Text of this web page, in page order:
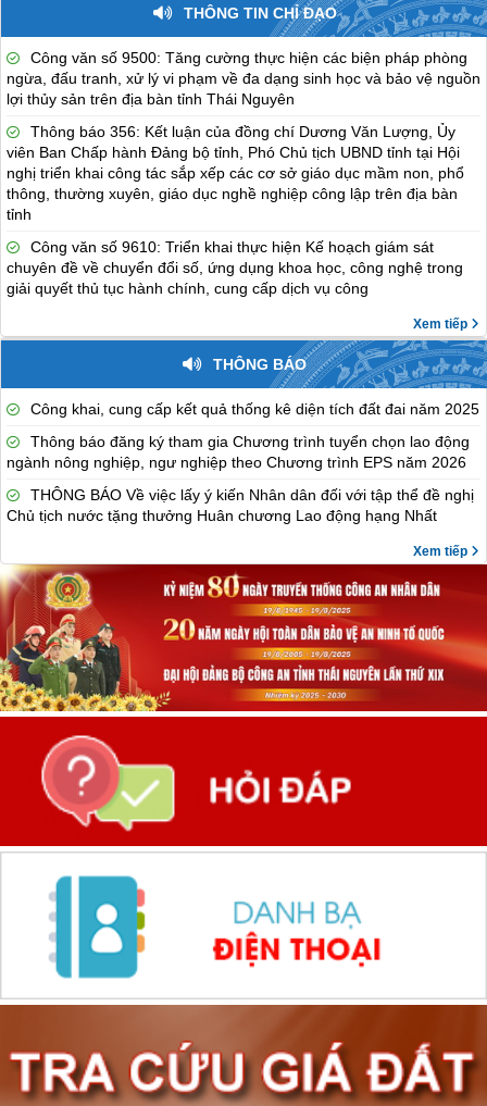
THÔNG TIN CHỈ ĐẠO
Công văn số 9500: Tăng cường thực hiện các biện pháp phòng
ngừa, đấu tranh, xử lý vi phạm về đa dạng sinh học và bảo vệ nguồn
lợi thủy sản trên địa bàn tỉnh Thái Nguyên
Thông báo 356: Kết luận của đồng chí Dương Văn Lượng, Ủy
viên Ban Chấp hành Đảng bộ tỉnh, Phó Chủ tịch UBND tỉnh tại Hội
nghị triển khai công tác sắp xếp các cơ sở giáo dục mầm non, phổ
thông, thường xuyên, giáo dục nghề nghiệp công lập trên địa bàn
tỉnh
Công văn số 9610: Triển khai thực hiện Kế hoạch giám sát
chuyên đề về chuyển đổi số, ứng dụng khoa học, công nghệ trong
giải quyết thủ tục hành chính, cung cấp dịch vụ công
Xem tiếp
THÔNG BÁO
Công khai, cung cấp kết quả thống kê diện tích đất đai năm 2025
Thông báo đăng ký tham gia Chương trình tuyển chọn lao động
ngành nông nghiệp, ngư nghiệp theo Chương trình EPS năm 2026
THÔNG BÁO Về việc lấy ý kiến Nhân dân đối với tập thể đề nghị
Chủ tịch nước tặng thưởng Huân chương Lao động hạng Nhất
Xem tiếp